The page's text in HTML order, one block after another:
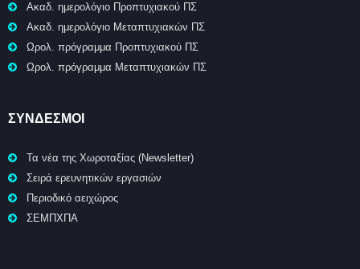
Ακαδ. ημερολόγιο Προπτυχιακού ΠΣ
Ακαδ. ημερολόγιο Μεταπτυχιακών ΠΣ
Ωρολ. πρόγραμμα Προπτυχιακού ΠΣ
Ωρολ. πρόγραμμα Μεταπτυχιακών ΠΣ
ΣΥΝΔΕΣΜΟΙ
Τα νέα της Χωροταξίας (Newsletter)
Σειρά ερευνητικών εργασιών
Περιοδικό αειχώρος
ΣΕΜΠΧΠΑ